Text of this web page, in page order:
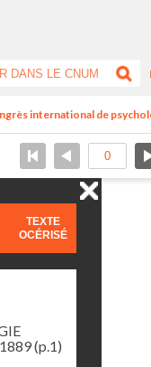
international de
TEXTE
OCÉRISÉ
(p.1)